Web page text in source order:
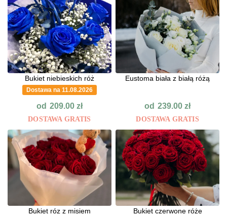
Bukiet niebieskich róż
Dostawa na 11.08.2026
od 209.00 zł
DOSTAWA GRATIS
Eustoma biała z białą różą
od 239.00zł
DOSTAWA GRATIS
Bukiet róz z misiem Bukiet czerwone róże